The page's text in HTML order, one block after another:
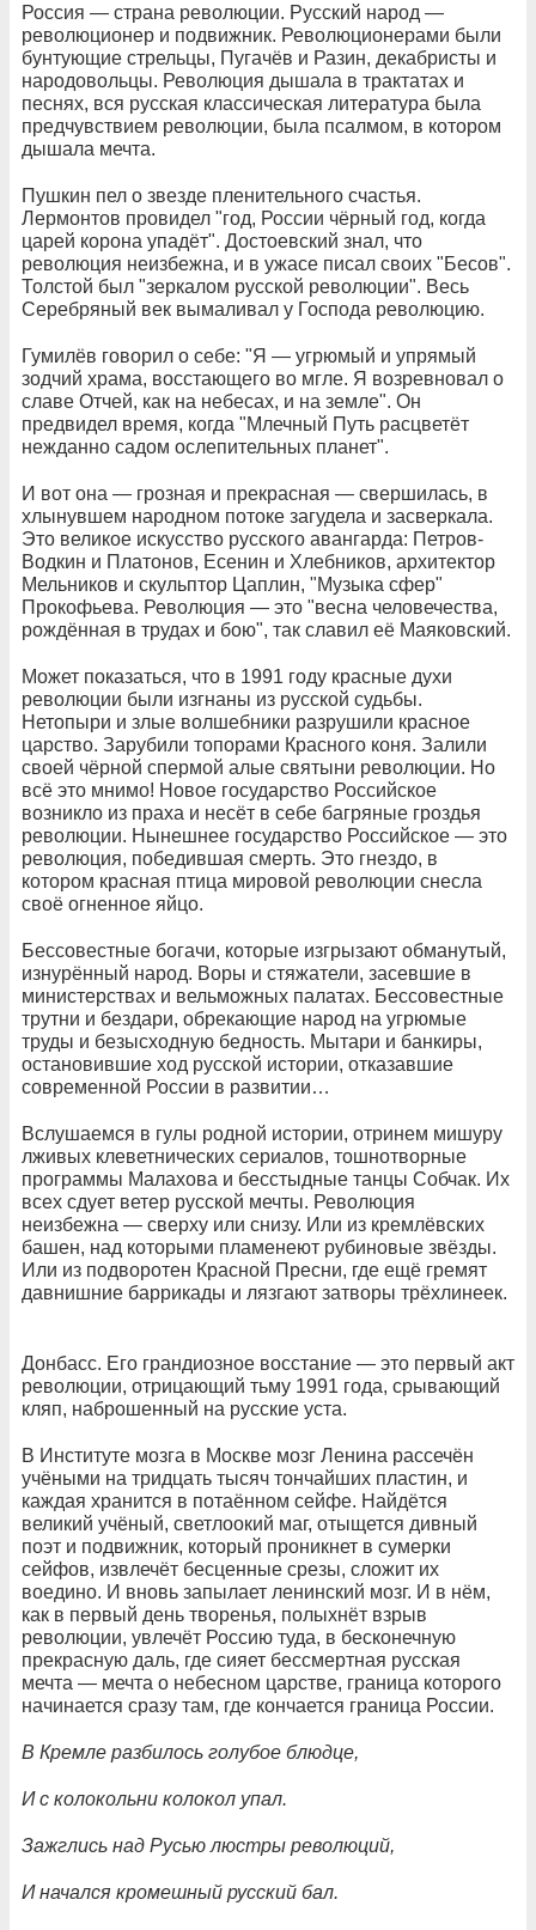
Россия — страна революции. Русский народ —
революционер и подвижник. Революционерами были
бунтующие стрельцы, Пугачёв и Разин, декабристы и
народовольцы. Революция дышала в трактатах и
песнях, вся русская классическая литература была
предчувствием революции, была псалмом, в котором
дышала мечта.
Пушкин пел о звезде пленительного счастья.
Лермонтов провидел "год, России чёрный год, когда
царей корона упадёт". Достоевский знал, что
революция неизбежна, и в ужасе писал своих "Бесов".
Толстой был "зеркалом русской революции". Весь
Серебряный век вымаливал у Господа революцию.
Гумилёв говорил о себе: "Я — угрюмый и упрямый
зодчий храма, восстающего во мгле. Я возревновал о
славе Отчей, как на небесах, и на земле". Он
предвидел время, когда "Млечный Путь расцветёт
нежданно садом ослепительных планет".
И вот она — грозная и прекрасная — свершилась, в
хлынувшем народном потоке загудела и засверкала.
Это великое искусство русского авангарда: Петров-
Водкин и Платонов, Есенин и Хлебников, архитектор
Мельников и скульптор Цаплин, "Музыка сфер"
Прокофьева. Революция — это "весна человечества,
рождённая в трудах и бою", так славил её Маяковский.
Может показаться, что в 1991 году красные духи
революции были изгнаны из русской судьбы.
Нетопыри и злые волшебники разрушили красное
царство. Зарубили топорами Красного коня. Залили
своей чёрной спермой алые святыни революции. Но
всё это мнимо! Новое государство Российское
возникло из праха и несёт в себе багряные гроздья
революции. Нынешнее государство Российское — это
революция, победившая смерть. Это гнездо, в
котором красная птица мировой революции снесла
своё огненное яйцо.
Бессовестные богачи, которые изгрызают обманутый,
изнурённый народ. Воры и стяжатели, засевшие в
министерствах и вельможных палатах. Бессовестные
трутни и бездари, обрекающие народ на угрюмые
труды и безысходную бедность. Мытари и банкиры,
остановившие ход русской истории, отказавшие
современной России в развитии…
Вслушаемся в гулы родной истории, отринем мишуру
лживых клеветнических сериалов, тошнотворные
программы Малахова и бесстыдные танцы Собчак. Их
всех сдует ветер русской мечты. Революция
неизбежна — сверху или снизу. Или из кремлёвских
башен, над которыми пламенеют рубиновые звёзды.
Или из подворотен Красной Пресни, где ещё гремят
давнишние баррикады и лязгают затворы трёхлинеек.
Донбасс. Его грандиозное восстание — это первый акт
революции, отрицающий тьму 1991 года, срывающий
кляп, наброшенный на русские уста.
В Институте мозга в Москве мозг Ленина рассечён
учёными на тридцать тысяч тончайших пластин, и
каждая хранится в потаённом сейфе. Найдётся
великий учёный, светлоокий маг, отыщется дивный
поэт и подвижник, который проникнет в сумерки
сейфов, извлечёт бесценные срезы, сложит их
воедино. И вновь запылает ленинский мозг. И в нём,
как в первый день творенья, полыхнёт взрыв
революции, увлечёт Россию туда, в бесконечную
прекрасную даль, где сияет бессмертная русская
мечта — мечта о небесном царстве, граница которого
начинается сразу там, где кончается граница России.
В Кремле разбилось голубое блюдце,
И с колокольни колокол упал.
Зажглись над Русью люстры революций,
И начался кромешный русский бал.